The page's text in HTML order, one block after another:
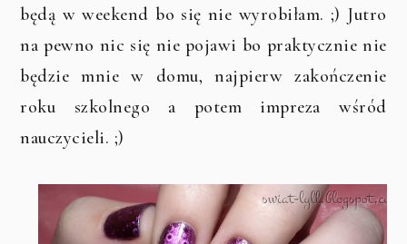
będą w weekend bo się nie wyrobiłam. ;) Jutro
na pewno nic się nie pojawi bo praktycznie nie
będzie mnie w domu, najpierw zakończenie
roku szkolnego a potem impreza wśród
nauczycieli. ;)